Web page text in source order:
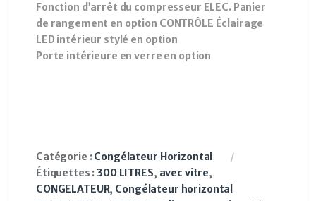
Fonction d’arrêt du compresseur ELEC. Panier
de rangement en option CONTRÔLE Éclairage
LED intérieur stylé en option
Porte intérieure en verre en option
Catégorie :Congélateur Horizontal
Étiquettes :300 LITRES, avec vitre,
CONGELATEUR, Congélateur horizontal